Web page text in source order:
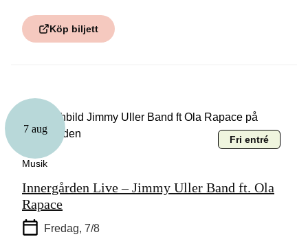
Köp biljett
7 aug
Fri entré
Musik
Innergården Live – Jimmy Uller Band ft. Ola
Rapace
Fredag, 7/8